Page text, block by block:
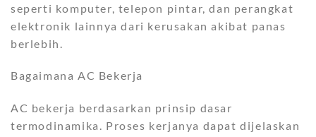
seperti komputer, telepon pintar, dan perangkat
elektronik lainnya dari kerusakan akibat panas
berlebih.
Bagaimana AC Bekerja
AC bekerja berdasarkan prinsip dasar
termodinamika. Proses kerjanya dapat dijelaskan